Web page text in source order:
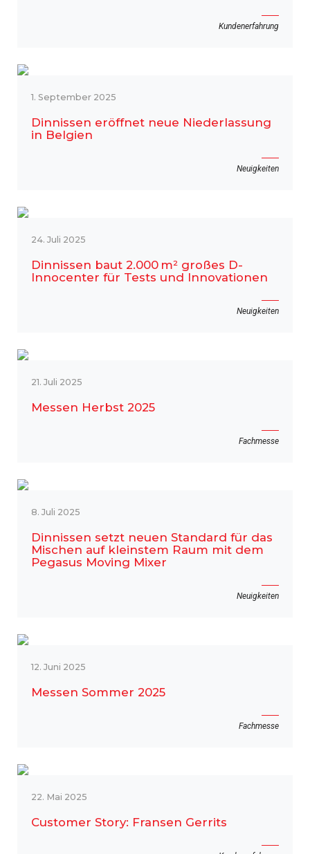
Kundenerfahrung
1. September 2025
Dinnissen eröffnet neue Niederlassung
in Belgien
Neuigkeiten
24. Juli 2025
Dinnissen baut 2.000 m² großes D-
Innocenter für Tests und Innovationen
Neuigkeiten
21. Juli 2025
Messen Herbst 2025
Fachmesse
8. Juli 2025
Dinnissen setzt neuen Standard für das
Mischen auf kleinstem Raum mit dem
Pegasus Moving Mixer
Neuigkeiten
12. Juni 2025
Messen Sommer 2025
Fachmesse
22. Mai 2025
Customer Story: Fransen Gerrits